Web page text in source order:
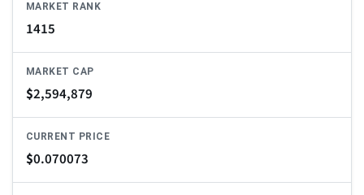
MARKET RANK
1415
MARKET CAP
$2,594,879
CURRENT PRICE
$0.070073